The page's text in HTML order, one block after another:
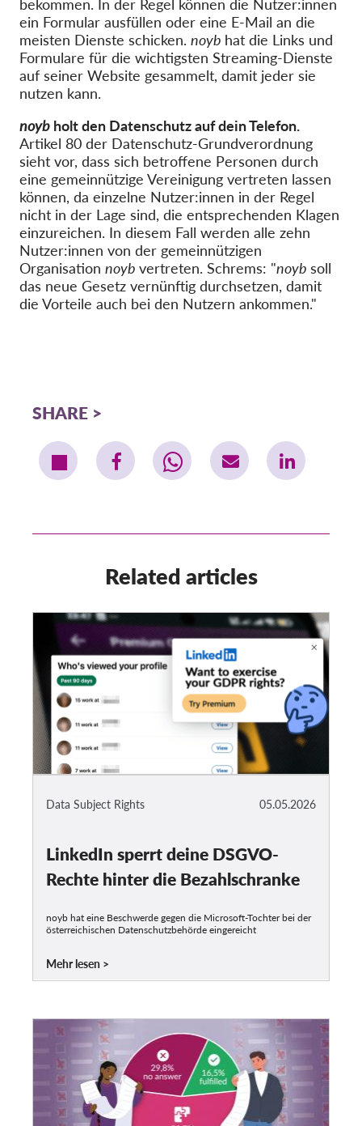
bekommen. In der Regel können die Nutzer:innen
ein Formular ausfüllen oder eine E-Mail an die
meisten Dienste schicken. noyb hat die Links und
Formulare für die wichtigsten Streaming-Dienste
auf seiner Website gesammelt, damit jeder sie
nutzen kann.
noyb holt den Datenschutz auf dein Telefon.
Artikel 80 der Datenschutz-Grundverordnung
sieht vor, dass sich betroffene Personen durch
eine gemeinnützige Vereinigung vertreten lassen
können, da einzelne Nutzer:innen in der Regel
nicht in der Lage sind, die entsprechenden Klagen
einzureichen. In diesem Fall werden alle zehn
Nutzer:innen von der gemeinnützigen
Organisation noyb vertreten. Schrems: "noyb soll
das neue Gesetz vernünftig durchsetzen, damit
die Vorteile auch bei den Nutzern ankommen."
SHARE
Related articles
05.05.2026
Data Subject Rights
LinkedIn sperrt deine DSGVO-
Rechte hinter die Bezahlschranke
noyb hat eine Beschwerde gegen die Microsoft-Tochter bei der
österreichischen Datenschutzbehörde eingereicht
Mehr lesen